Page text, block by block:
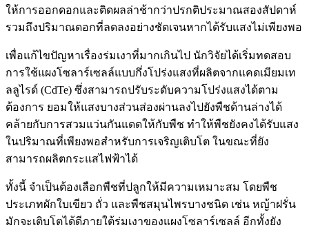
ให้การออกดอกและติดผลล่าช้ากว่าปรกติประมาณสองสัปดาห์
รวมถึงปริมาณดอกที่ลดลงอย่างชัดเจนหากได้รับแสงไม่เพียงพอ
เพื่อแก้ไขปัญหาเรื่องร่มเงาที่มากเกินไป นักวิจัยได้เริ่มทดสอบ
การใช้แผงโซลาร์เซลล์แบบกึ่งโปร่งแสงที่ผลิตจากแคดเมียมเท
ลลูไรด์ (CdTe) ซึ่งสามารถปรับระดับความโปร่งแสงได้ตาม
ต้องการ ยอมให้แสงบางส่วนส่องผ่านลงไปยังพืชด้านล่างได้
คล้ายกับการสวมแว่นกันแดดให้กับพืช ทำให้พืชยังคงได้รับแสง
ในปริมาณที่เพียงพอสำหรับการเจริญเติบโต ในขณะที่ยัง
สามารถผลิตกระแสไฟฟ้าได้
ทั้งนี้ จำเป็นต้องเลือกพืชที่ปลูกให้มีความเหมาะสม โดยพืช
ประเภทผักใบเขียว ถั่ว และพืชสมุนไพรบางชนิด เช่น หญ้าฝรั่น
มักจะเติบโตได้ดีภายใต้ร่มเงาของแผงโซลาร์เซลล์ อีกทั้งยัง